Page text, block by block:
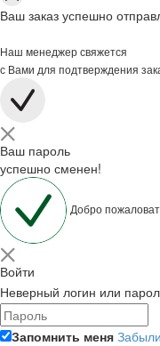
Ваш заказ успешно
Наш менеджер свяжется
с Вами для подтверждения
Ваш пароль
успешно сменен!
Добро
Войти
Неверный логин или
Запомнить меня